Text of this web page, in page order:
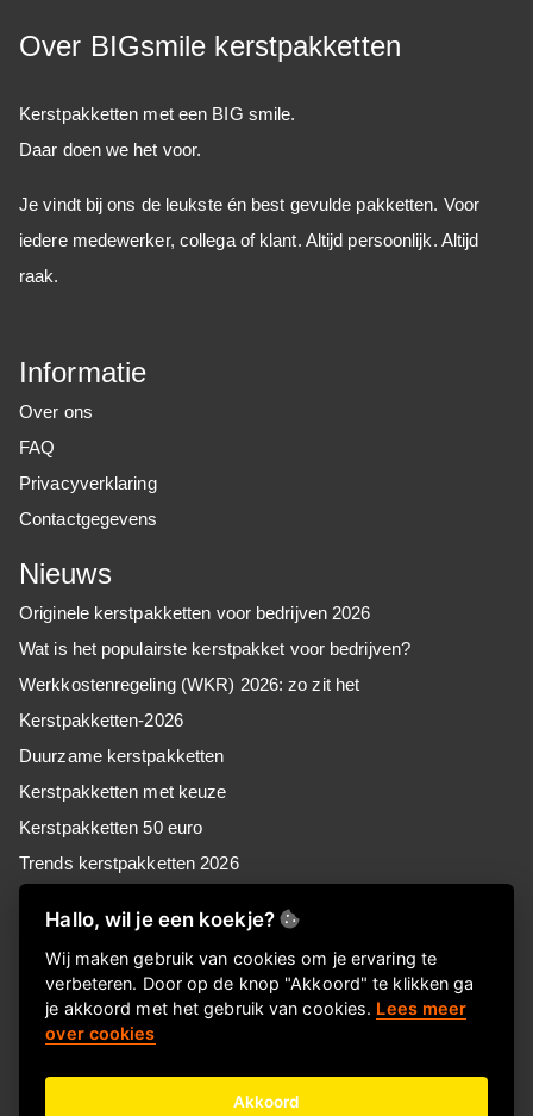
Over BIGsmile kerstpakketten
Kerstpakketten met een BIG smile.
Daar doen we het voor.
Je vindt bij ons de leukste én best gevulde pakketten. Voor
iedere medewerker, collega of klant. Altijd persoonlijk. Altijd
raak.
Informatie
Over ons
FAQ
Privacyverklaring
Contactgegevens
Nieuws
Originele kerstpakketten voor bedrijven 2026
Wat is het populairste kerstpakket voor bedrijven?
Werkkostenregeling (WKR) 2026: zo zit het
Kerstpakketten-2026
Duurzame kerstpakketten
Kerstpakketten met keuze
Kerstpakketten 50 euro
Trends kerstpakketten 2026
Kerstpakketten voor retail
Kerstpakketten voor zorg
Goedkope kerstpakketten
Kerstpakket of Keuzekado, wat kies jij?
Hallo, wil je een koekje?
Wij maken gebruik van cookies om je ervaring te
verbeteren. Door op de knop "Akkoord" te klikken ga
je akkoord met het gebruik van cookies. Lees meer
over cookies
Akkoord